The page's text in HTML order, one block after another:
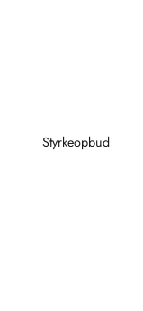
Styrkeopbud